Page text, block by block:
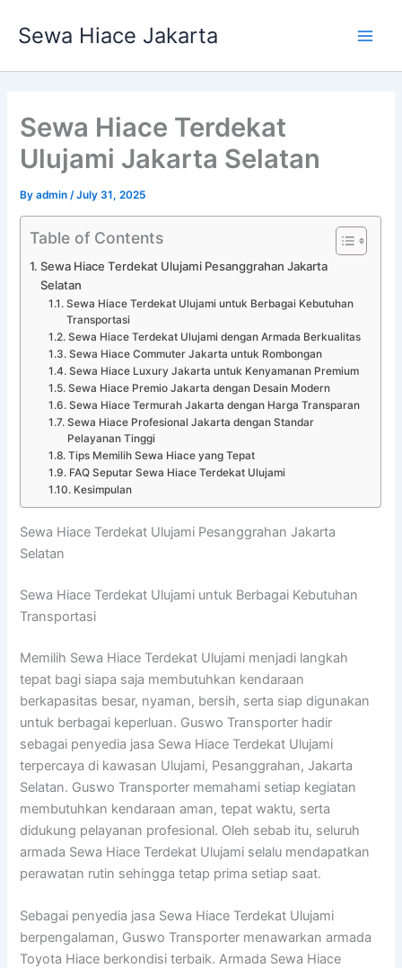
Sewa Hiace Jakarta
Sewa Hiace Terdekat
Ulujami Jakarta Selatan
Byadmin /July 31, 2025
Table of Contents
Sewa Hiace Terdekat Ulujami Pesanggrahan Jakarta
Selatan
Sewa Hiace Terdekat Ulujami untuk Berbagai Kebutuhan
Transportasi
Sewa Hiace Terdekat Ulujami dengan Armada Berkualitas
Sewa Hiace Commuter Jakarta untuk Rombongan
Sewa Hiace Luxury Jakarta untuk Kenyamanan Premium
Sewa Hiace Premio Jakarta dengan Desain Modern
Sewa Hiace Termurah Jakarta dengan Harga Transparan
Sewa Hiace Profesional Jakarta dengan Standar
Pelayanan Tinggi
Tips Memilih Sewa Hiace yang Tepat
FAQ Seputar Sewa Hiace Terdekat Ulujami
Kesimpulan
Sewa Hiace Terdekat Ulujami Pesanggrahan Jakarta
Selatan
Sewa Hiace Terdekat Ulujami untuk Berbagai Kebutuhan
Transportasi
Memilih Sewa Hiace Terdekat Ulujami menjadi langkah
tepat bagi siapa saja membutuhkan kendaraan
berkapasitas besar, nyaman, bersih, serta siap digunakan
untuk berbagai keperluan. Guswo Transporter hadir
sebagai penyedia jasa Sewa Hiace Terdekat Ulujami
terpercaya di kawasan Ulujami, Pesanggrahan, Jakarta
Selatan. Guswo Transporter memahami setiap kegiatan
membutuhkan kendaraan aman, tepat waktu, serta
didukung pelayanan profesional. Oleh sebab itu, seluruh
armada Sewa Hiace Terdekat Ulujami selalu mendapatkan
perawatan rutin sehingga tetap prima setiap saat.
Sebagai penyedia jasa Sewa Hiace Terdekat Ulujami
berpengalaman, Guswo Transporter menawarkan armada
Toyota Hiace berkondisi terbaik. Armada Sewa Hiace